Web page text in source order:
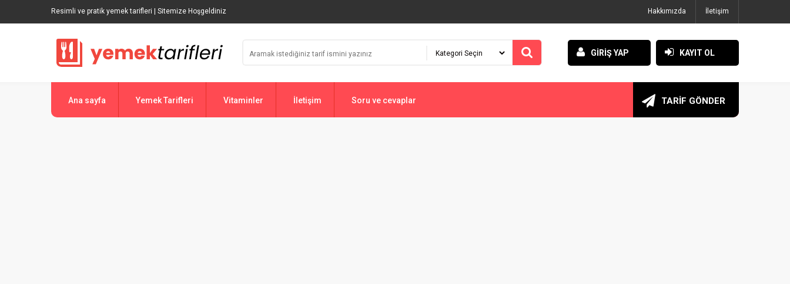
Resimli ve pratik yemek tarifleri | Sitemize Hoşgeldiniz Hakkımızda İletişim
GİRİŞ YAP KAYIT OL
Ana sayfa Yemek Tarifleri Vitaminler İletişim Soru ve cevaplar TARİF GÖNDER